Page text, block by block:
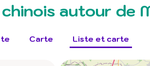
autour de
Carte Liste et carte